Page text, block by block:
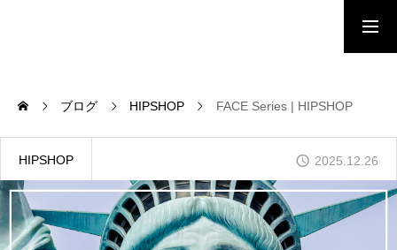
NEWS
BRAND
ブログ HIPSHOP FACE Series | HIPSHOP
HIPSHOP 2025.12.26